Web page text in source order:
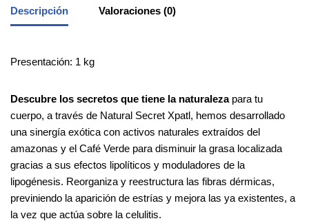
Descripción Valoraciones (0)
Presentación: 1 kg
Descubre los secretos que tiene la naturaleza para tu
cuerpo, a través de Natural Secret Xpatl, hemos desarrollado
una sinergía exótica con activos naturales extraídos del
amazonas y el Café Verde para disminuir la grasa localizada
gracias a sus efectos lipolíticos y moduladores de la
lipogénesis. Reorganiza y reestructura las fibras dérmicas,
previniendo la aparición de estrías y mejora las ya existentes, a
la vez que actúa sobre la celulitis.